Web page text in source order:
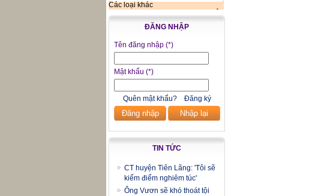
Các loại khác
ĐĂNG NHẬP
Tên đăng nhập (*)
Mật khẩu (*)
Quên mật khẩu? Đăng ký
Đăng nhập Nhập lại
TIN TỨC
CT huyện Tiên Lãng: 'Tôi sẽ
kiểm điểm nghiêm túc'
Ông Vươn sẽ khó thoát tội